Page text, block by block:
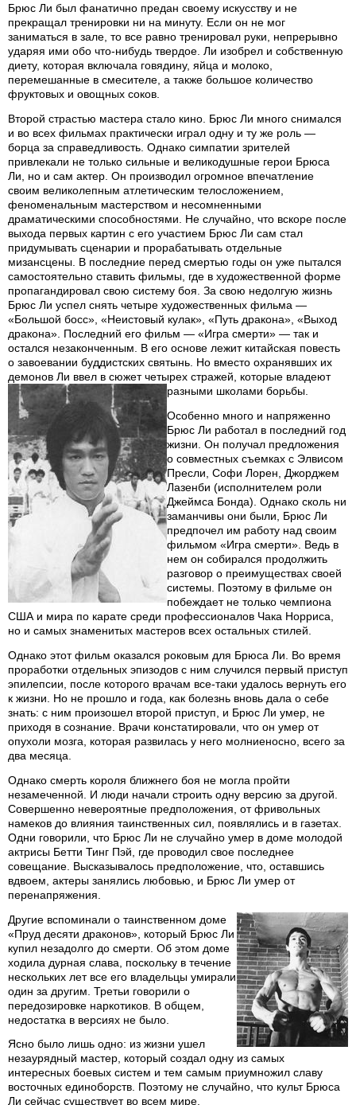
Брюс Ли был фанатично предан своему искусству и не
прекращал тренировки ни на минуту. Если он не мог
заниматься в зале, то все равно тренировал руки, непрерывно
ударяя ими обо что-нибудь твердое. Ли изобрел и собственную
диету, которая включала говядину, яйца и молоко,
перемешанные в смесителе, а также большое количество
фруктовых и овощных соков.
Второй страстью мастера стало кино. Брюс Ли много снимался
и во всех фильмах практически играл одну и ту же роль —
борца за справедливость. Однако симпатии зрителей
привлекали не только сильные и великодушные герои Брюса
Ли, но и сам актер. Он производил огромное впечатление
своим великолепным атлетическим телосложением,
феноменальным мастерством и несомненными
драматическими способностями. Не случайно, что вскоре после
выхода первых картин с его участием Брюс Ли сам стал
придумывать сценарии и прорабатывать отдельные
мизансцены. В последние перед смертью годы он уже пытался
самостоятельно ставить фильмы, где в художественной форме
пропагандировал свою систему боя. За свою недолгую жизнь
Брюс Ли успел снять четыре художественных фильма —
«Большой босс», «Неистовый кулак», «Путь дракона», «Выход
дракона». Последний его фильм — «Игра смерти» — так и
остался незаконченным. В его основе лежит китайская повесть
о завоевании буддистских святынь. Но вместо охранявших их
демонов Ли ввел в сюжет четырех стражей, которые владеют
разными школами борьбы.
Особенно много и напряженно
Брюс Ли работал в последний год
жизни. Он получал предложения
о совместных съемках с Элвисом
Пресли, Софи Лорен, Джорджем
Лазенби (исполнителем роли
Джеймса Бонда). Однако сколь ни
заманчивы они были, Брюс Ли
предпочел им работу над своим
фильмом «Игра смерти». Ведь в
нем он собирался продолжить
разговор о преимуществах своей
системы. Поэтому в фильме он
побеждает не только чемпиона
США и мира по карате среди профессионалов Чака Норриса,
но и самых знаменитых мастеров всех остальных стилей.
Однако этот фильм оказался роковым для Брюса Ли. Во время
проработки отдельных эпизодов с ним случился первый приступ
эпилепсии, после которого врачам все-таки удалось вернуть его
к жизни. Но не прошло и года, как болезнь вновь дала о себе
знать: с ним произошел второй приступ, и Брюс Ли умер, не
приходя в сознание. Врачи констатировали, что он умер от
опухоли мозга, которая развилась у него молниеносно, всего за
два месяца.
Однако смерть короля ближнего боя не могла пройти
незамеченной. И люди начали строить одну версию за другой.
Совершенно невероятные предположения, от фривольных
намеков до влияния таинственных сил, появлялись и в газетах.
Одни говорили, что Брюс Ли не случайно умер в доме молодой
актрисы Бетти Тинг Пэй, где проводил свое последнее
совещание. Высказывалось предположение, что, оставшись
вдвоем, актеры занялись любовью, и Брюс Ли умер от
перенапряжения.
Другие вспоминали о таинственном доме
«Пруд десяти драконов», который Брюс Ли
купил незадолго до смерти. Об этом доме
ходила дурная слава, поскольку в течение
нескольких лет все его владельцы умирали
один за другим. Третьи говорили о
передозировке наркотиков. В общем,
недостатка в версиях не было.
Ясно было лишь одно: из жизни ушел
незаурядный мастер, который создал одну из самых
интересных боевых систем и тем самым приумножил славу
восточных единоборств. Поэтому не случайно, что культ Брюса
Ли сейчас существует во всем мире.